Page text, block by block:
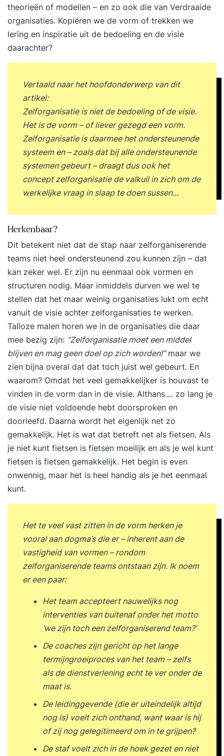
theorieën of modellen – en zo ook die van Verdraaide
organisaties. Kopiëren we de vorm of trekken we
lering en inspiratie uit de bedoeling en de visie
daarachter?
Vertaald naar het hoofdonderwerp van dit
artikel:
Zelforganisatie is niet de bedoeling of de visie.
Het is de vorm – of liever gezegd een vorm.
Zelforganisatie is daarmee het ondersteunende
systeem en – zoals dat bij alle ondersteunende
systemen gebeurt – draagt dus ook het
concept zelforganisatie de valkuil in zich om de
werkelijke vraag in slaap te doen sussen...
Herkenbaar?
Dit betekent niet dat de stap naar zelforganiserende
teams niet heel ondersteunend zou kunnen zijn – dat
kan zeker wel. Er zijn nu eenmaal ook vormen en
structuren nodig. Maar inmiddels durven we wel te
stellen dat het maar weinig organisaties lukt om echt
vanuit de visie achter zelforganisaties te werken.
Talloze malen horen we in de organisaties die daar
mee bezig zijn: “Zelforganisatie moet een middel
blijven en mag geen doel op zich worden!”maar we
zien bijna overal dat dat toch juist wel gebeurt. En
waarom? Omdat het veel gemakkelijker is houvast te
vinden in de vorm dan in de visie. Althans.... zo lang je
de visie niet voldoende hebt doorsproken en
doorleefd. Daarna wordt het eigenlijk net zo
gemakkelijk. Het is wat dat betreft net als fietsen. Als
je niet kunt fietsen is fietsen moeilijk en als je wel kunt
fietsen is fietsen gemakkelijk. Het begin is even
onwennig, maar het is heel handig als je het eenmaal
kunt.
Het te veel vast zitten in de vorm herken je
vooral aan dogma’s die er – inherent aan de
vastigheid van vormen – rondom
zelforganiserende teams ontstaan zijn. Ik noem
er een paar:
Het team accepteert nauwelijks nog
interventies van buitenaf onder het motto
‘we zijn toch een zelforganiserend team?’
De coaches zijn gericht op het lange
termijngroeiproces van het team – zelfs
als de dienstverlening echt te ver onder de
maat is.
De leidinggevende (die er uiteindelijk altijd
nog is) voelt zich onthand, want waar is hij
of zij nog gelegitimeerd om in te grijpen?
De staf voelt zich in de hoek gezet en niet